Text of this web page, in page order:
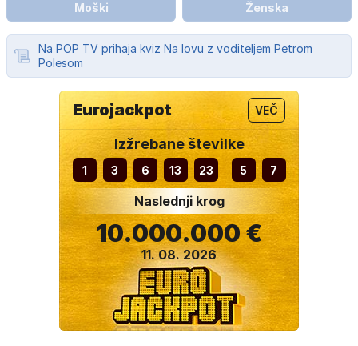
Moški Ženska
Na POP TV prihaja kviz Na lovu z voditeljem Petrom
Polesom
Eurojackpot VEČ
Izžrebane številke
1 3 6 13 23 5 7
Naslednji krog
10.000.000 €
11. 08. 2026